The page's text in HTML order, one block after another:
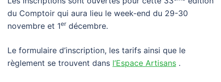
du Comptoir qui aura lieu le week-end du 29-30
novembre et 1erdécembre.
Le formulaire d’inscription, les tarifs ainsi que le
règlement se trouvent dans l’Espace Artisans .